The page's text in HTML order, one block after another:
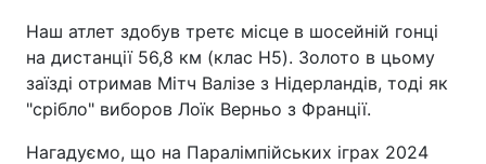
Наш атлет здобув третє місце в шосейній гонці
на дистанції 56,8 км (клас H5). Золото в цьому
заїзді отримав Мітч Валізе з Нідерландів, тоді як
"срібло" виборов Лоїк Верньо з Франції.
Нагадуємо, що на Паралімпійських іграх 2024